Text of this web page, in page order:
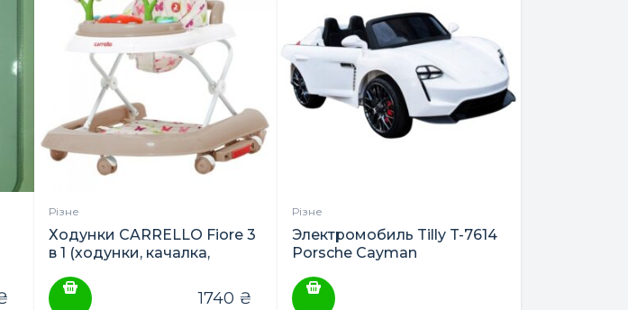
Різне
Ходунки CARRELLO Fiore 3
в 1 (ходунки, качалка,
1740 ₴
Різне
Электромобиль Tilly T-7614
Porsche Cayman